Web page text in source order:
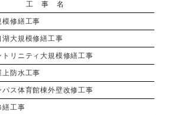
工 事 名
模修繕工事
大規模修繕工事
リニティ大規模修繕工事
上防水工事
パス体育館棟外壁改修工事
繕工事